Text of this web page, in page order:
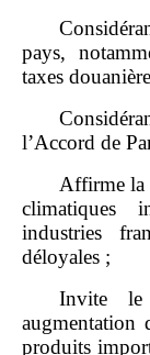
pays,
taxes
l’Accord de
Affirme la
climatiques
industries
déloyales ;
Invite le
augmentation
produits